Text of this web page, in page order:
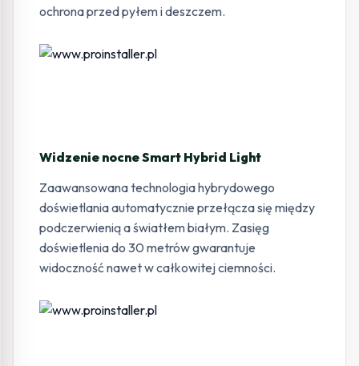
ochrona przed pyłem i deszczem.
Widzenie nocne Smart Hybrid Light
Zaawansowana technologia hybrydowego
doświetlania automatycznie przełącza się między
podczerwienią a światłem białym. Zasięg
doświetlenia do 30 metrów gwarantuje
widoczność nawet w całkowitej ciemności.